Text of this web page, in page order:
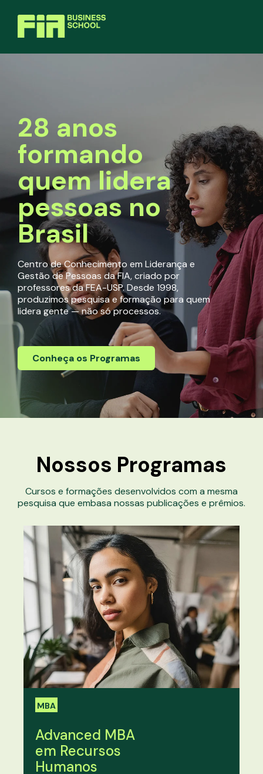
28 anos
formando
quem lidera
pessoas no
Brasil
Centro de Conhecimento em Liderança e
Gestão de Pessoas da FIA, criado por
professores da FEA-USP. Desde 1998,
produzimos pesquisa e formação para quem
lidera gente — não só processos.
Conheça os Programas
Nossos Programas
Cursos e formações desenvolvidos com a mesma
pesquisa que embasa nossas publicações e prêmios.
MBA
Advanced MBA
em Recursos
Humanos